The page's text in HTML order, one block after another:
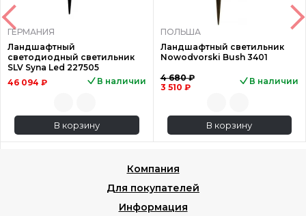
ГЕРМАНИЯ
Ландшафтный
светодиодный светильник
SLV Syna Led 227505
46 094 ₽
В наличии
В корзину
ПОЛЬША
Ландшафтный светильник
Nowodvorski Bush 3401
4 680 ₽
3 510 ₽
В наличии
В корзину
Компания
Для покупателей
Информация